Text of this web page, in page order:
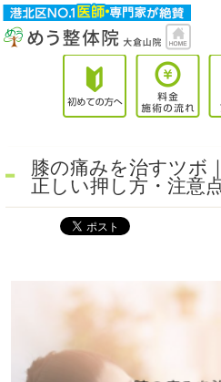
膝の痛みを治すツボ
正しい押し方・注意